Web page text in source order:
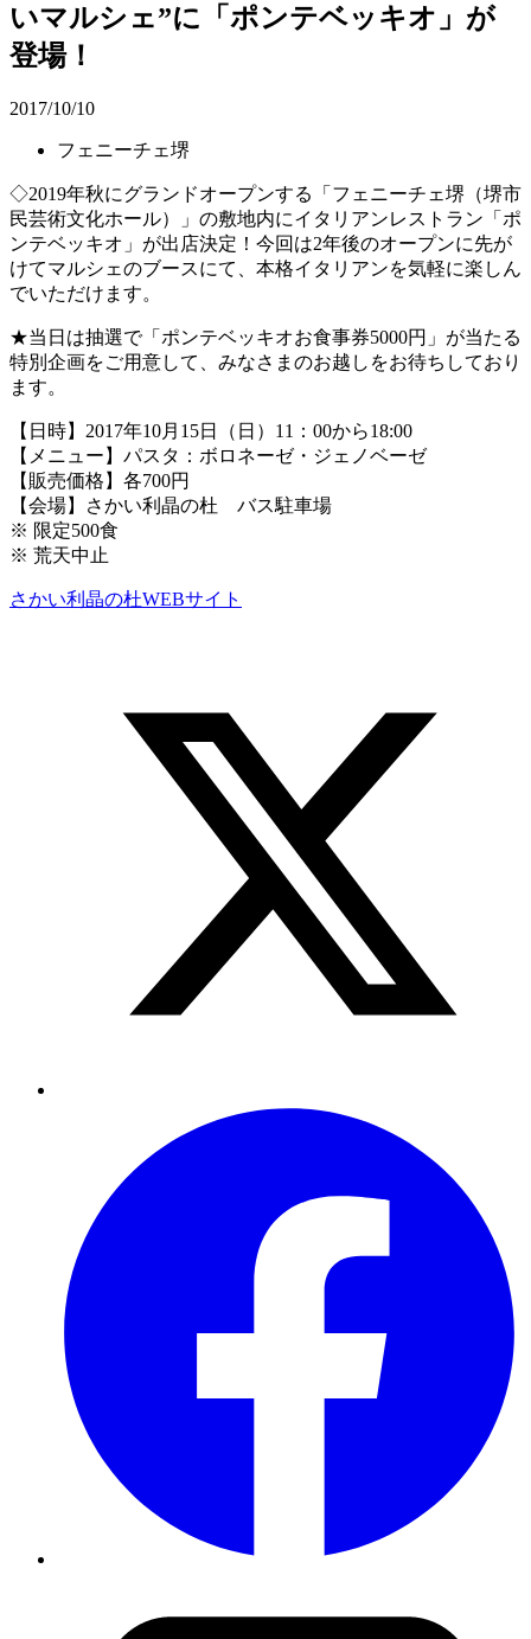
いマルシェ”に「ポンテベッキオ」が
登場！
2017/10/10
フェニーチェ堺
◇2019年秋にグランドオープンする「フェニーチェ堺（堺市
民芸術文化ホール）」の敷地内にイタリアンレストラン「ポ
ンテベッキオ」が出店決定！今回は2年後のオープンに先が
けてマルシェのブースにて、本格イタリアンを気軽に楽しん
でいただけます。
★当日は抽選で「ポンテベッキオお食事券5000円」が当たる
特別企画をご用意して、みなさまのお越しをお待ちしており
ます。
【日時】2017年10月15日（日）11：00から18:00
【メニュー】パスタ：ボロネーゼ・ジェノベーゼ
【販売価格】各700円
【会場】さかい利晶の杜 バス駐車場
※ 限定500食
※ 荒天中止
さかい利晶の杜WEBサイト